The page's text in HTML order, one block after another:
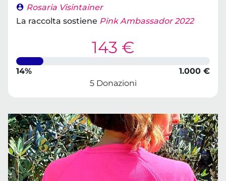
Rosaria Visintainer
La raccolta sostiene Pink Ambassador 2022
143 €
14%
1.000 €
5 Donazioni